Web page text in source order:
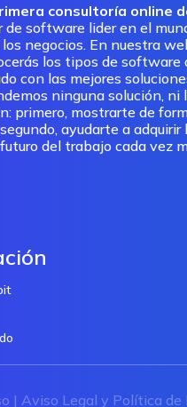
consultoría online
de software lider en el
negocios. En nuestra
los tipos de software
con las mejores
ninguna solución,
primero, mostrarte de
ayudarte a
del trabajo cada vez
| Aviso Legal y Política de